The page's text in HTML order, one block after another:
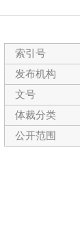
索引号
发布机构
文号
体裁分类
公开范围